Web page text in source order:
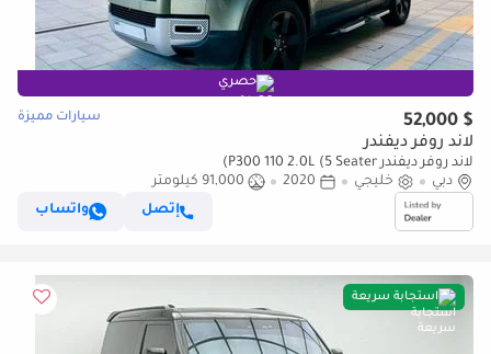
حصري
$ 52,000 سيارات مميزة
لاند روفر ديفندر
لاند روفر ديفندر P300 110 2.0L (5 Seater)
دبي
خليجي 2020
91,000 كيلومتر
إتصل
واتساب
استجابة سريعة